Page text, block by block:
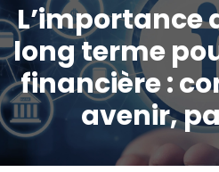
L’importance
long terme
financière :
avenir,